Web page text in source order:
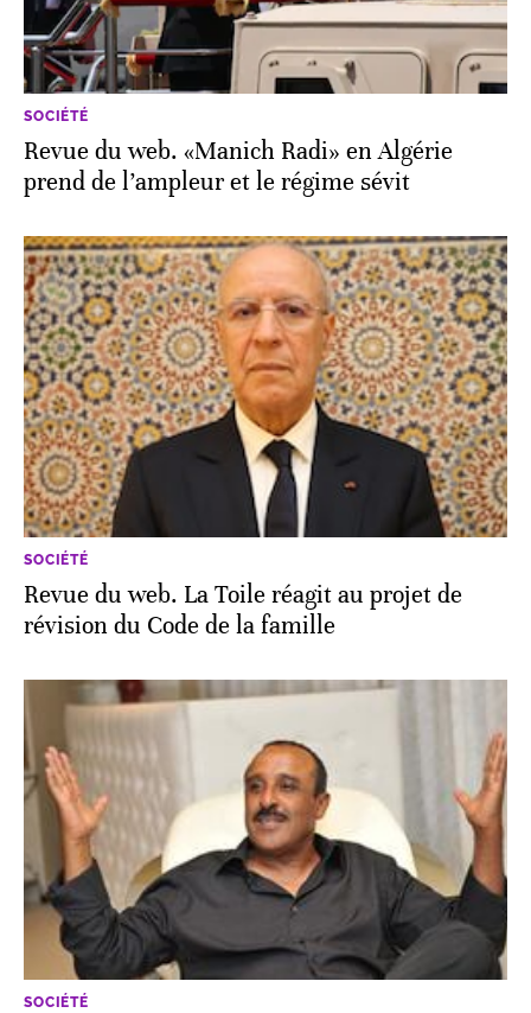
SOCIÉTÉ
Revue du web. «Manich Radi» en Algérie
prend de l’ampleur et le régime sévit
SOCIÉTÉ
Revue du web. La Toile réagit au projet de
révision du Code de la famille
SOCIÉTÉ